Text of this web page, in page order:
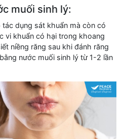
muối sinh lý:
dụng sát khuẩn mà còn có
vi khuẩn có hại trong khoang
niềng răng sau khi đánh răng
nước muối sinh lý từ 1-2 lần